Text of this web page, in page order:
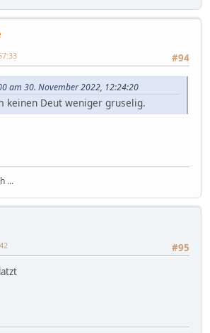
#94
am 30. November 2022, 12:24:20
keinen Deut weniger gruselig.
...
#95